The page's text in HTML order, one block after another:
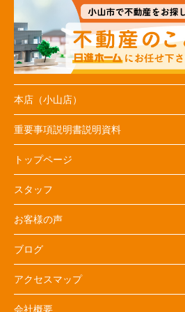
本店（小山店）
重要事項説明書説明資料
トップページ
スタッフ
お客様の声
ブログ
アクセスマップ
会社概要